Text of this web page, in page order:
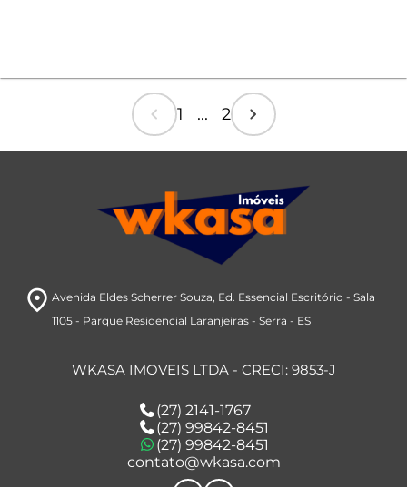
chevron_left 1 ... 2 chevron_right
room Avenida Eldes Scherrer Souza, Ed. Essencial Escritório - Sala
1105- Parque Residencial Laranjeiras- Serra - ES
WKASA IMOVEIS LTDA - CRECI: 9853-J
(27) 2141-1767
(27) 99842-8451
(27) 99842-8451
contato@wkasa.com